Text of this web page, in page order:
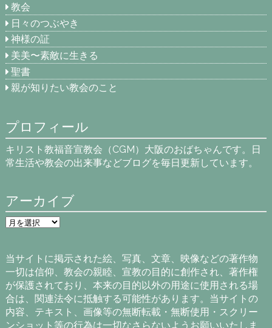
教会
日々のつぶやき
神様の証
美美〜素敵に生きる
聖書
親が知りたい教会のこと
プロフィール
キリスト教福音宣教会（CGM）大阪のおばちゃんです。日
常生活や教会の出来事などブログを毎日更新しています。
アーカイブ
ア
ー
ブ
当サイトに掲示された絵、写真、文章、映像などの著作物
一切は信仰、教会の親睦、宣教の目的に創作され、著作権
が保護されており、本来の目的以外の用途に使用される場
合は、関連法令に抵触する可能性があります。当サイトの
内容、テキスト、画像等の無断転載・無断使用・スクリー
ンショット等の行為は一切なさらないようお願いいたしま